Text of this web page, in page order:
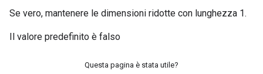
Se vero, mantenere le dimensioni ridotte con lunghezza 1.
Il valore predefinito è falso
Questa pagina è stata utile?